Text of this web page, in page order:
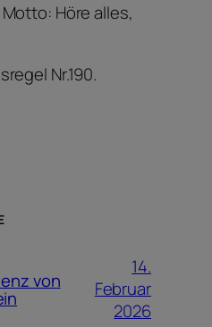
Höre alles,
Nr.190.
von
14.
Februar
2026